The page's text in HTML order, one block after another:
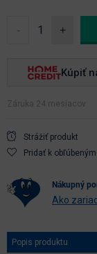
- +
Kúpiť
Záruka 24 mesiacov
Strážiť produkt
Pridať k obľúbeným
nákupný
Ako
Popis produktu